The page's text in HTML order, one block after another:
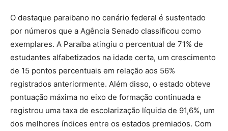
O destaque paraibano no cenário federal é sustentado
por números que a Agência Senado classificou como
exemplares. A Paraíba atingiu o percentual de 71% de
estudantes alfabetizados na idade certa, um crescimento
de 15 pontos percentuais em relação aos 56%
registrados anteriormente. Além disso, o estado obteve
pontuação máxima no eixo de formação continuada e
registrou uma taxa de escolarização líquida de 91,6%, um
dos melhores índices entre os estados premiados. Com